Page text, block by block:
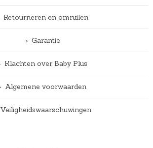
Retourneren en omruilen
Garantie
Klachten over Baby Plus
Algemene voorwaarden
Veiligheidswaarschuwingen